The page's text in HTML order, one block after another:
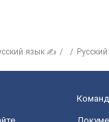
язык ✍